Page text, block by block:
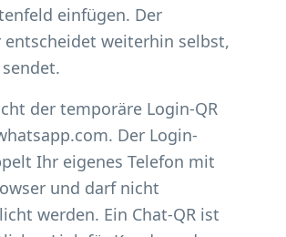
einfügen. Der
entscheidet weiterhin selbst,
der temporäre Login-QR
Der Login-
Ihr eigenes Telefon mit
und darf nicht
werden. Ein Chat-QR ist